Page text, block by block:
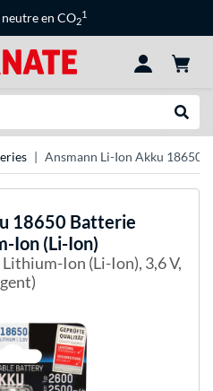
en CO2
1
Ansmann Li-Ion Akku 18650
18650 Batterie
Ion (Li-Ion)
Ion (Li-Ion), 3,6 V,